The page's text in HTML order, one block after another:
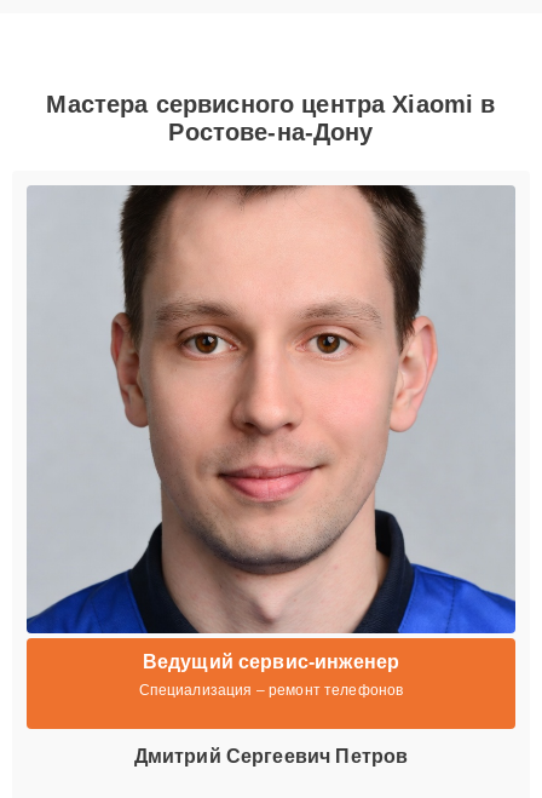
Мастера сервисного центра Xiaomi в
Ростове-на-Дону
Ведущий сервис-инженер
Специализация – ремонт телефонов
Дмитрий Сергеевич Петров